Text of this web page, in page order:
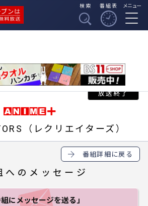
全番組
検索 番組表 メニュー
（レクリエイターズ）
番組詳細に戻る
へのメッセージ
組にメッセージを送る」